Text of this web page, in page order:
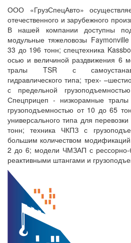
ООО «ГрузСпецАвто»
отечественного и зарубежного
В нашей компании доступны
модульные тяжеловозы
33 до 196 тонн; спецтехника
осью и величиной раздвижения 6
тралы TSR с
гидравлического типа; трех-
с предельной
Спецприцеп - низкорамные тралы
грузоподъемностью от 10 до 65
универсального типа для
тонн; техника ЧКПЗ с
большим количеством
2 до 6; модели ЧМЗАП с рессорно-
реактивными штангами и